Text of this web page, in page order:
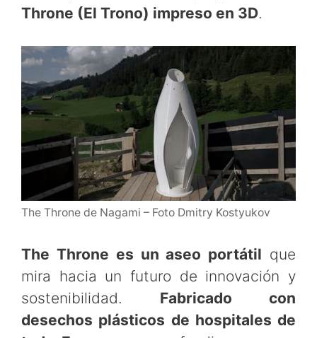
Throne (El Trono) impreso en 3D.
The Throne de Nagami – Foto Dmitry Kostyukov
The Throne es un aseo portátil que
mira hacia un futuro de innovación y
sostenibilidad. Fabricado con
desechos plásticos de hospitales de